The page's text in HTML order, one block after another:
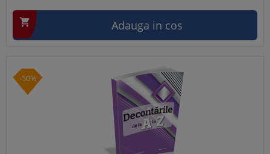
 Adauga in cos
-50%